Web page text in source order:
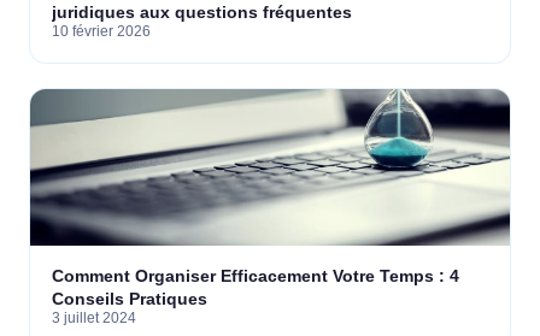
juridiques aux questions fréquentes
10 février 2026
Comment Organiser Efficacement Votre Temps : 4
Conseils Pratiques
3 juillet 2024